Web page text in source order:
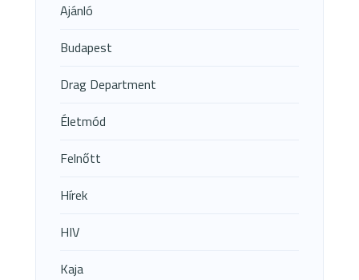
Ajánló
Budapest
Drag Department
Életmód
Felnőtt
Hírek
HIV
Kaja